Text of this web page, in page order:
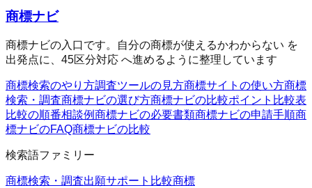
商標ナビ
商標ナビの入口です。自分の商標が使えるかわからない を
出発点に、45区分対応 へ進めるように整理しています
商標検索のやり方調査ツールの見方商標サイトの使い方商標
検索・調査商標ナビの選び方商標ナビの比較ポイント 比較表
比較の順番相談例商標ナビの必要書類商標ナビの申請手順商
標ナビのFAQ商標ナビの比較
検索語ファミリー
商標検索・調査出願サポート 比較商標